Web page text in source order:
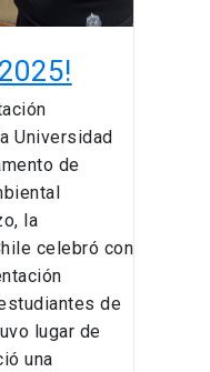
Universidad
de
la
celebró con
de
lugar de
una